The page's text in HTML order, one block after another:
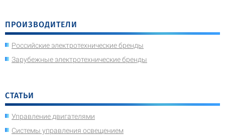
ПРОИЗВОДИТЕЛИ
Российские электротехнические бренды
Зарубежные электротехнические бренды
СТАТЬИ
Управление двигателями
Системы управления освещением